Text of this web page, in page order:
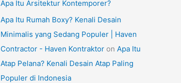
Apa Itu Arsitektur Kontemporer?
Apa Itu Rumah Boxy? Kenali Desain
Minimalis yang Sedang Populer | Haven
Contractor - Haven Kontraktor on Apa Itu
Atap Pelana? Kenali Desain Atap Paling
Populer di Indonesia